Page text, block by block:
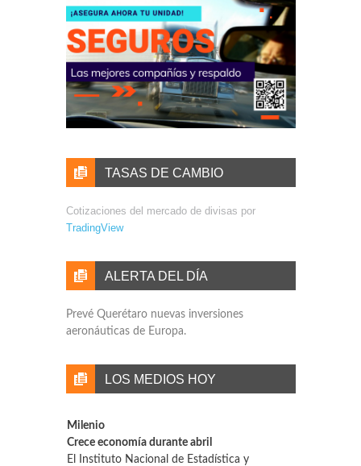
TASAS DE CAMBIO
Cotizaciones del mercado de divisas por
TradingView
ALERTA DEL DÍA
Prevé Querétaro nuevas inversiones
aeronáuticas de Europa.
LOS MEDIOS HOY
Milenio
Crece economía durante abril
El Instituto Nacional de Estadística y